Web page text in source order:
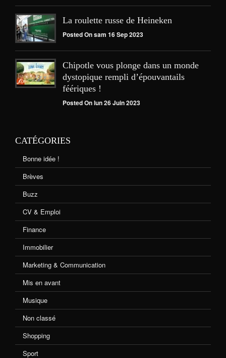
La roulette russe de Heineken
Posted On sam 16 Sep 2023
Chipotle vous plonge dans un monde
dystopique rempli d’épouvantails
féériques !
Posted On lun 26 Juin 2023
CATÉGORIES
Bonne idée !
Brèves
Buzz
CV & Emploi
Finance
Immobilier
Marketing & Communication
Mis en avant
Musique
Non classé
Shopping
Sport